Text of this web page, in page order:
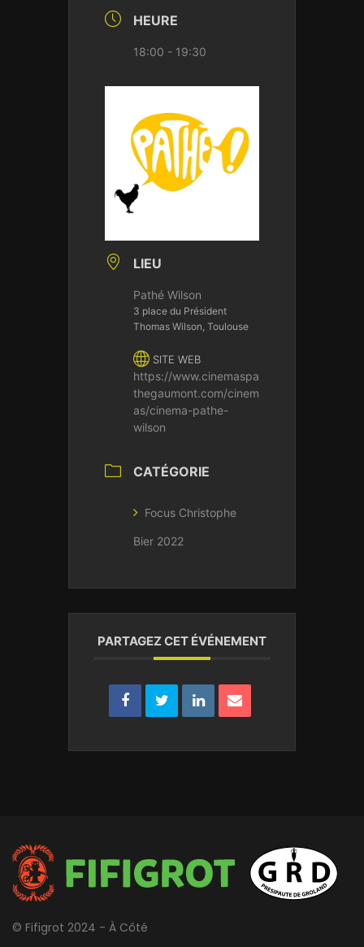
HEURE
18:00 - 19:30
LIEU
Pathé Wilson
3 place du Président
Thomas Wilson, Toulouse
SITE WEB
https://www.cinemaspa
thegaumont.com/cinem
as/cinema-pathe-
wilson
CATÉGORIE
Focus Christophe
Bier 2022
PARTAGEZ CET ÉVÉNEMENT
© Fifigrot 2024 - À Côté